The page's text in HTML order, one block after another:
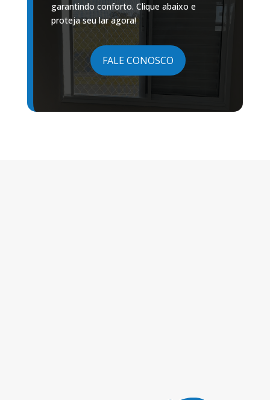
garantindo conforto. Clique abaixo e
proteja seu lar agora!
FALE CONOSCO